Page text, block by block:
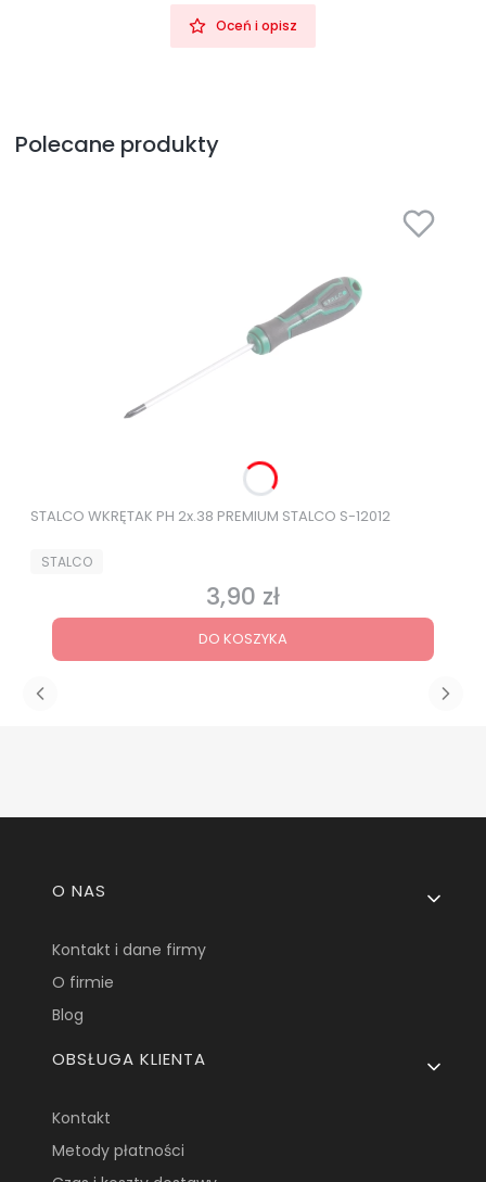
Oceń i opisz
Polecane produkty
STALCO WKRĘTAK PH 2x.38 PREMIUM STALCO S-12012
PRODUCENT
STALCO
Cena
3,90 zł
DO KOSZYKA
Linki w stopce
O NAS
Kontakt i dane firmy
O firmie
Blog
OBSŁUGA KLIENTA
Kontakt
Metody płatności